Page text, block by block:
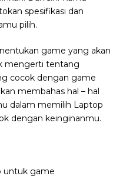
spesifikasi dan
pilih.
game yang akan
mengerti tentang
cocok dengan game
membahas hal – hal
dalam memilih Laptop
dengan keinginanmu.